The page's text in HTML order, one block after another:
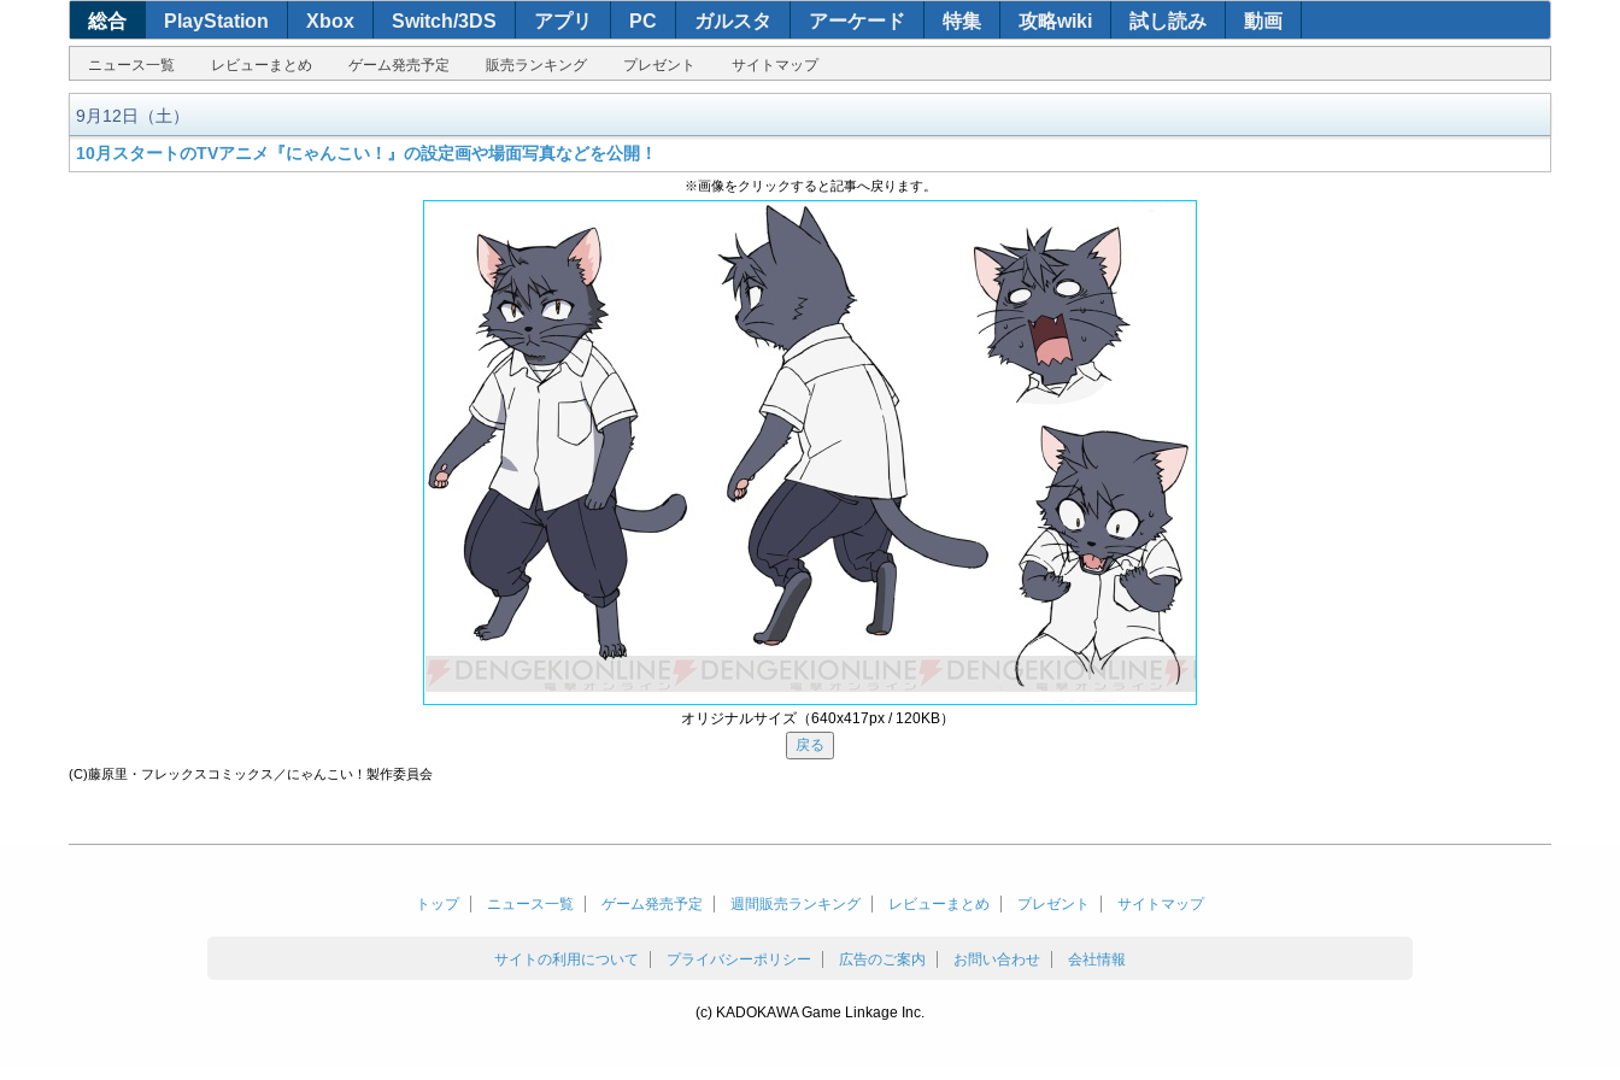
総合 PlayStation Xbox Switch/3DS アプリ PC ガルスタ アーケード 特集 攻略wiki 試し読み 動画
ニュース一覧 レビューまとめ ゲーム発売予定 販売ランキング プレゼント サイトマップ
9月12日（土）
10月スタートのTVアニメ『にゃんこい！』の設定画や場面写真などを公開！
※画像をクリックすると記事へ戻ります。
オリジナルサイズ（640x417px / 120KB）
(C)藤原里・フレックスコミックス／にゃんこい！製作委員会
トップ ニュース一覧 ゲーム発売予定 週間販売ランキング レビューまとめ プレゼント サイトマップ
サイトの利用について プライバシーポリシー 広告のご案内 お問い合わせ 会社情報
(c) KADOKAWA Game Linkage Inc.